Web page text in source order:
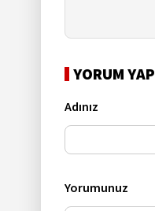
YORUM YAP
Adınız
Yorumunuz